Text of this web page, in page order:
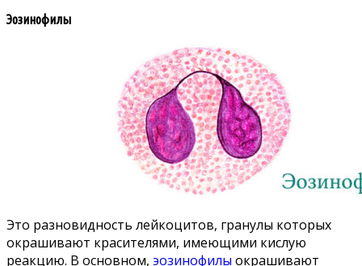
Эозинофилы
Это разновидность лейкоцитов, гранулы которых
окрашивают красителями, имеющими кислую
реакцию. В основном, эозинофилы окрашивают